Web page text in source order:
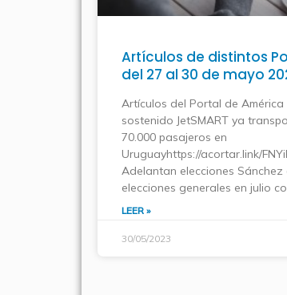
Artículos de distintos
del 27 al 30 de mayo
Artículos del Portal de América
sostenido JetSMART ya
70.000 pasajeros en
Uruguayhttps://acortar.link/
Adelantan elecciones Sánchez
elecciones generales en julio
LEER »
30/05/2023